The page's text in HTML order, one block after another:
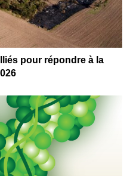
pour répondre à la